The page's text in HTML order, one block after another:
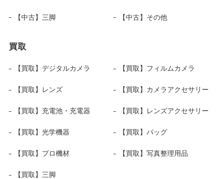
【中古】三脚 【中古】その他
買取
【買取】デジタルカメラ 【買取】フィルムカメラ
【買取】レンズ 【買取】カメラアクセサリー
【買取】充電池・充電器 【買取】レンズアクセサリー
【買取】光学機器 【買取】バッグ
【買取】プロ機材 【買取】写真整理用品
【買取】三脚